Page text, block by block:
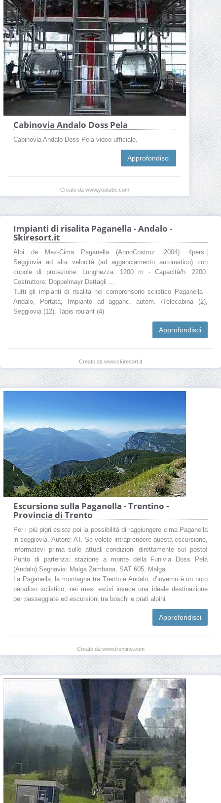
Cabinovia Andalo Doss Pela
Cabinovia Andalo Doss Pela video ufficiale.
Approfondisci
Creato da www.youtube.com
Impianti di risalita Paganella - Andalo -
Skiresort.it
Albi de Mez-Cima Paganella (AnnoCostruz. 2004). 4pers.|
Seggiovia ad alta velocità (ad agganciamento automatico) con
cupole di protezione. Lunghezza: 1200 m · Capacità/h: 2200.
Costruttore: Doppelmayr Dettagli ...
Tutti gli impianti di risalita nel comprensorio sciistico Paganella -
Andalo, Portata, Impianto ad agganc. autom. /Telecabina (2),
Seggiovia (12), Tapis roulant (4)
Approfondisci
Creato da www.skiresort.it
Escursione sulla Paganella - Trentino -
Provincia di Trento
Per i più pigri esiste poi la possibilità di raggiungere cima Paganella
in seggiovia. Autore: AT. Se volete intraprendere questa escursione,
informatevi prima sulle attuali condizioni direttamente sul posto!
Punto di partenza: stazione a monte della Funivia Doss Pelà
(Andalo) Segnavia: Malga Zambana, SAT 605, Malga ...
La Paganella, la montagna tra Trento e Andalo, d’inverno è un noto
paradiso sciistico, nei mesi estivi invece una ideale destinazione
per passeggiate ed escursioni tra boschi e prati alpini.
Approfondisci
Creato da www.trentino.com